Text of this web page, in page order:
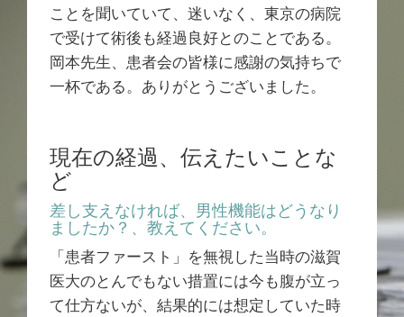
ことを聞いていて、迷いなく、東京の病院
で受けて術後も経過良好とのことである。
岡本先生、患者会の皆様に感謝の気持ちで
一杯である。ありがとうございました。
現在の経過、伝えたいことな
ど
差し支えなければ、男性機能はどうなり
ましたか？、教えてください。
「患者ファースト」を無視した当時の滋賀
医大のとんでもない措置には今も腹が立っ
て仕方ないが、結果的には想定していた時